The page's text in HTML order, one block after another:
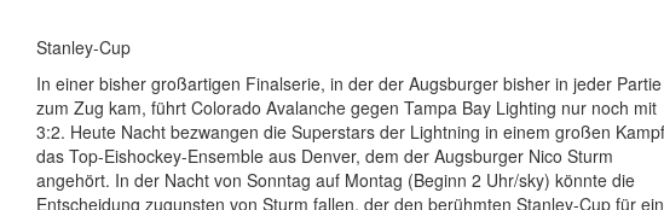
Stanley-Cup
In einer bisher großartigen Finalserie, in der der Augsburger bisher in jeder Partie
zum Zug kam, führt Colorado Avalanche gegen Tampa Bay Lighting nur noch mit
3:2. Heute Nacht bezwangen die Superstars der Lightning in einem großen Kampf
das Top-Eishockey-Ensemble aus Denver, dem der Augsburger Nico Sturm
angehört. In der Nacht von Sonntag auf Montag (Beginn 2 Uhr/sky) könnte die
Entscheidung zugunsten von Sturm fallen, der den berühmten Stanley-Cup für